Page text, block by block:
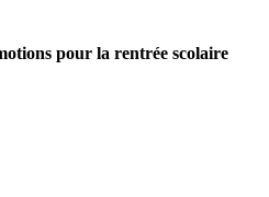
pour la rentrée scolaire